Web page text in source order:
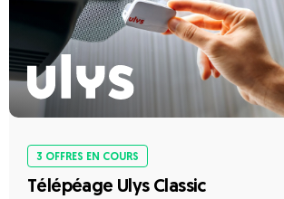
3 OFFRES EN COURS
Télépéage Ulys Classic